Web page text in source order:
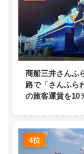
商船三井さんふ
路で「さんふら
の旅客運賃を10
4位